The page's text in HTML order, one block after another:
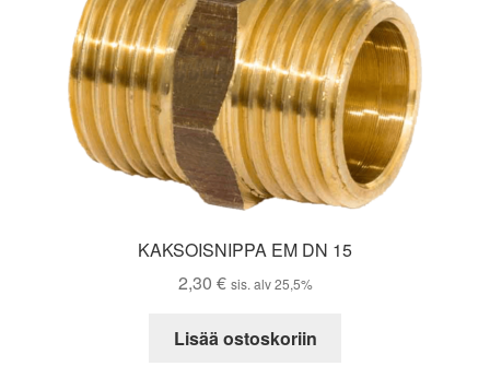
KAKSOISNIPPA EM DN 15
2,30 € sis. alv 25,5%
Lisää ostoskoriin